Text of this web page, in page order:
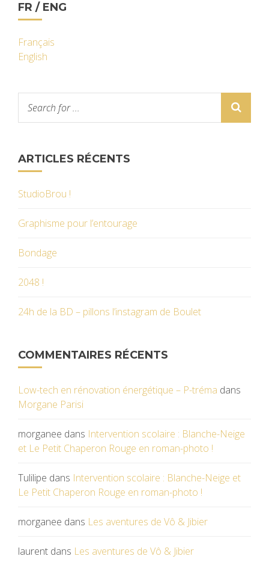
FR / ENG
Français
English
ARTICLES RÉCENTS
StudioBrou !
Graphisme pour l’entourage
Bondage
2048 !
24h de la BD – pillons l’instagram de Boulet
COMMENTAIRES RÉCENTS
Low-tech en rénovation énergétique – P-tréma dans
Morgane Parisi
morganee dans Intervention scolaire : Blanche-Neige
et Le Petit Chaperon Rouge en roman-photo !
Tulilipe dans Intervention scolaire : Blanche-Neige et
Le Petit Chaperon Rouge en roman-photo !
morganee dans Les aventures de Vô & Jibier
laurent dans Les aventures de Vô & Jibier